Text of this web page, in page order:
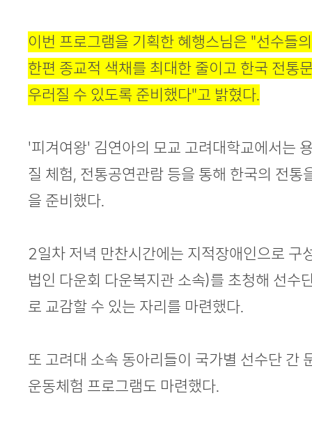
이번 프로그램을 기획한 혜행스님은 "선수들
한편 종교적 색채를 최대한 줄이고 한국 전통
우러질 수 있도록 준비했다"고 밝혔다.
'피겨여왕' 김연아의 모교 고려대학교에서는
질 체험, 전통공연관람 등을 통해 한국의 전통
을 준비했다.
2일차 저녁 만찬시간에는 지적장애인으로 구
법인 다운회 다운복지관 소속)를 초청해 선수
로 교감할 수 있는 자리를 마련했다.
또 고려대 소속 동아리들이 국가별 선수단 간
운동체험 프로그램도 마련했다.